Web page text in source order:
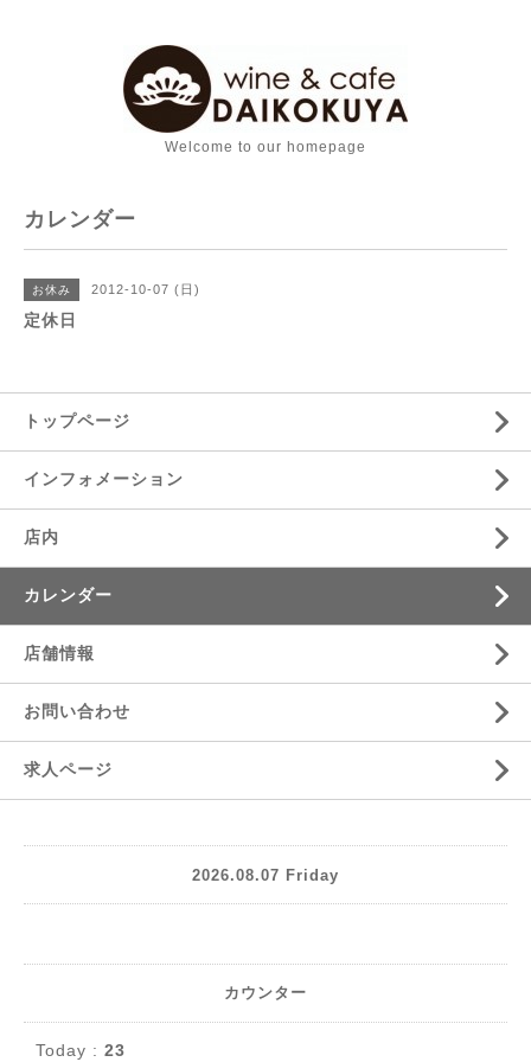
Welcome to our homepage
カレンダー
お休み 2012-10-07 (日)
定休日
トップページ
インフォメーション
店内
カレンダー
店舗情報
お問い合わせ
求人ページ
2026.08.07 Friday
カウンター
Today : 23